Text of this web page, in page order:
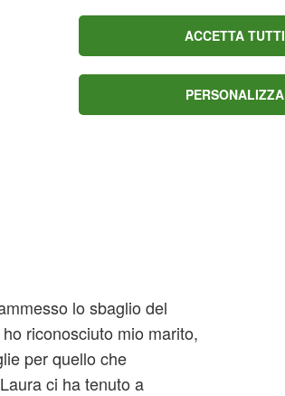
lo sbaglio del
riconosciuto mio marito,
per quello che
ci ha tenuto a
ACCETTA TUTTI
PERSONALIZZA